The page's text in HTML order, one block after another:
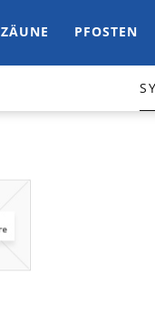
ZÄUNE PFOSTEN